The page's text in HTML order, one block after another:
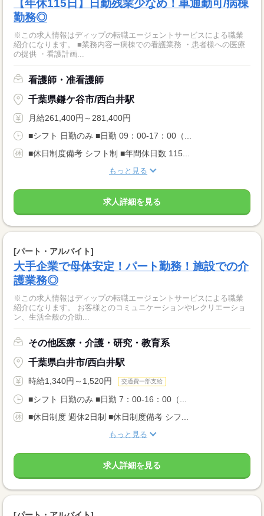
【年休115日】日勤残業少なめ！車通勤可/病棟
勤務◎
※この求人情報はディップの転職エージェントサービスによる職業
紹介になります。 ■業務内容ー病棟での看護業務 ・患者様への医療
の提供 ・看護計画...
看護師・准看護師
千葉県鎌ケ谷市/西白井駅
月給261,400円～281,400円
■シフト 日勤のみ ■日勤 09：00-17：00（...
■休日制度備考 シフト制 ■年間休日数 115...
もっと見る
求人詳細を見る
[パート・アルバイト]
大手企業で母体安定！パート勤務！施設での介
護業務◎
※この求人情報はディップの転職エージェントサービスによる職業
紹介になります。 お客様とのコミュニケーションやレクリエーショ
ン、生活全般の介助...
その他医療・介護・研究・教育系
千葉県白井市/西白井駅
時給1,340円～1,520円 交通費一部支給
■シフト 日勤のみ ■日勤 7：00-16：00（...
■休日制度 週休2日制 ■休日制度備考 シフ...
もっと見る
求人詳細を見る